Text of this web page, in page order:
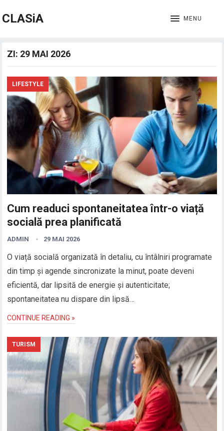
CLASiA MENU
ZI: 29 MAI 2026
LIFESTYLE
Cum readuci spontaneitatea într-o viață
socială prea planificată
ADMIN 29 MAI 2026
O viață socială organizată în detaliu, cu întâlniri programate
din timp și agende sincronizate la minut, poate deveni
eficientă, dar lipsită de energie și autenticitate;
spontaneitatea nu dispare din lipsă…
CONTINUE READING »
TURISM